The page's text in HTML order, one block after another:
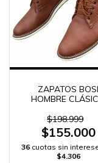
ZAPATOS BOSI
HOMBRE
$198.999
$155.000
36 cuotas sin
$4.306